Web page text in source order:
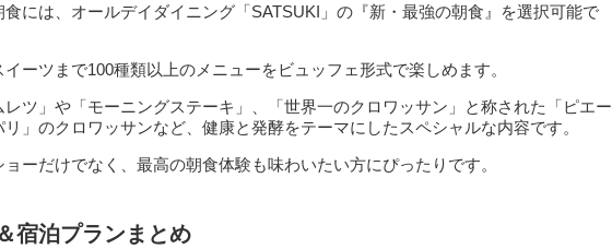
には、オールデイダイニング「SATSUKI」の『新・最強の朝食』を選択可能で
ーツまで100種類以上のメニューをビュッフェ形式で楽しめます。
レツ」や「モーニングステーキ」、「世界一のクロワッサン」と称された「ピエー
リ」のクロワッサンなど、健康と発酵をテーマにしたスペシャルな内容です。
ーだけでなく、最高の朝食体験も味わいたい方にぴったりです。
宿泊プランまとめ